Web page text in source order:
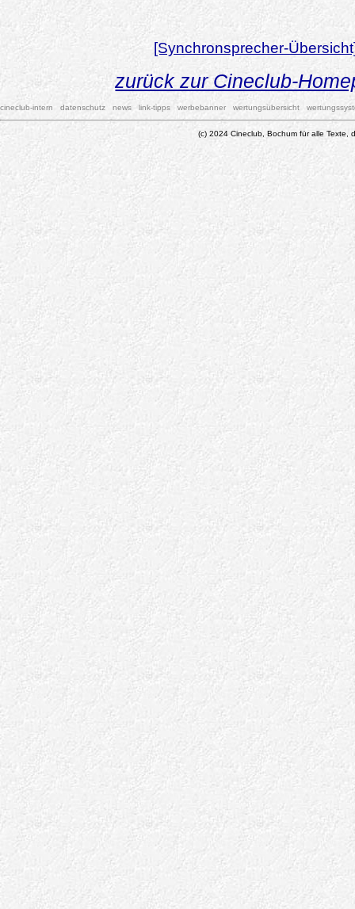
[Synchronsprecher-
zurück zur Cineclub-
cineclub-intern datenschutz news link-tipps werbebanner wertungsübersicht
(c) 2024 Cineclub, Bochum für alle Texte,